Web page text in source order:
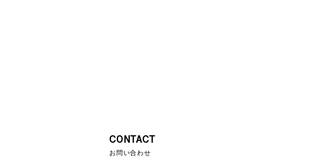
CONTACT
お問い合わせ